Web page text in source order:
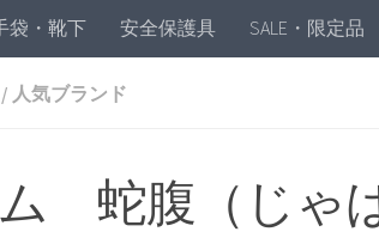
袋・靴下 安全保護具 SALE・限定品
/ 人気ブランド
ム 蛇腹（じゃ